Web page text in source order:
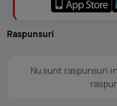
Raspunsuri
Nu sunt raspunsuri